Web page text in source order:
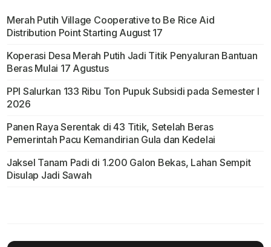
Merah Putih Village Cooperative to Be Rice Aid
Distribution Point Starting August 17
Koperasi Desa Merah Putih Jadi Titik Penyaluran Bantuan
Beras Mulai 17 Agustus
PPI Salurkan 133 Ribu Ton Pupuk Subsidi pada Semester I
2026
Panen Raya Serentak di 43 Titik, Setelah Beras
Pemerintah Pacu Kemandirian Gula dan Kedelai
Jaksel Tanam Padi di 1.200 Galon Bekas, Lahan Sempit
Disulap Jadi Sawah